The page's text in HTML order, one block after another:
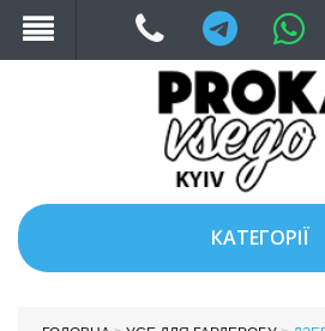
Telegram
КАТЕГОРІЇ